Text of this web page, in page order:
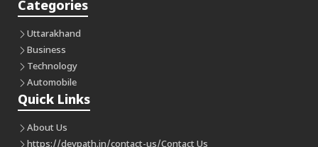
Categories
Uttarakhand
Business
Technology
Automobile
Quick Links
About Us
https://devpath.in/contact-us/Contact Us